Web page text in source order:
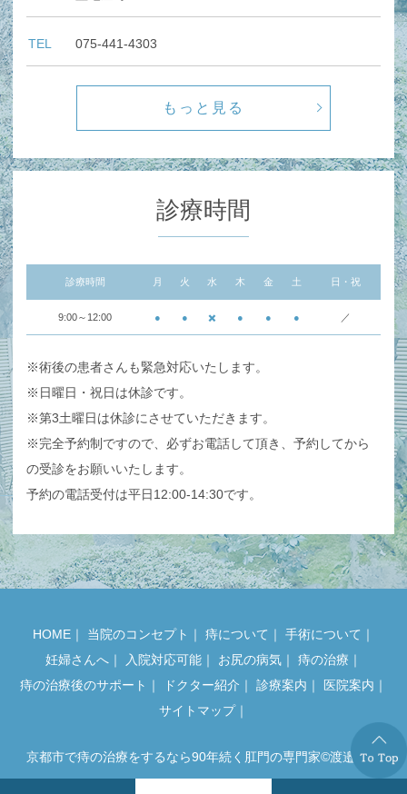
TEL 075-441-4303
もっと見る
診療時間
診療時間 月 火 水 木 金 土 日・祝
9:00～12:00 ● ● ✖️ ● ● ● ／
※術後の患者さんも緊急対応いたします。
※日曜日・祝日は休診です。
※第3土曜日は休診にさせていただきます。
※完全予約制ですので、必ずお電話して頂き、予約してから
の受診をお願いいたします。
予約の電話受付は平日12:00-14:30です。
HOME｜ 当院のコンセプト ｜ 痔について ｜ 手術について ｜
妊婦さんへ｜ 入院対応可能｜ お尻の病気｜ 痔の治療 ｜
痔の治療後のサポート ｜ ドクター紹介 ｜ 診療案内 ｜ 医院案内 ｜
サイトマップ｜
京都市で痔の治療をするなら90年続く肛門の専門家©渡邉医院